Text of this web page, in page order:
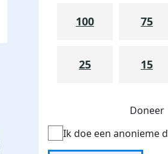
100 75
25 15
Doneer
Ik doe een anonieme